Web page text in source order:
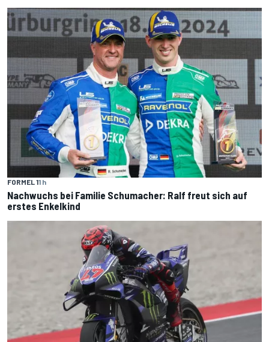
FORMEL 11 h
Nachwuchs bei Familie Schumacher: Ralf freut sich auf
erstes Enkelkind